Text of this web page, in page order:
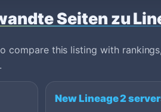
Seiten zu
compare this listing with
New Lineage 2